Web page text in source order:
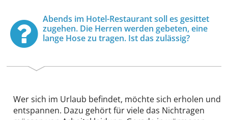
Abends im Hotel-Restaurant soll es gesittet
zugehen. Die Herren werden gebeten, eine
lange Hose zu tragen. Ist das zulässig?
Wer sich im Urlaub befindet, möchte sich erholen und
entspannen. Dazu gehört für viele das Nichtragen